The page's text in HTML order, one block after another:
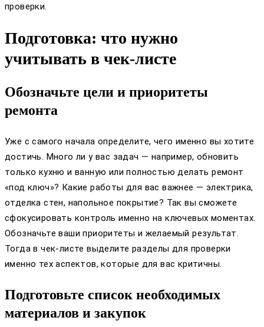
проверки.
Подготовка: что нужно
учитывать в чек-листе
Обозначьте цели и приоритеты
ремонта
Уже с самого начала определите, чего именно вы хотите
достичь. Много ли у вас задач — например, обновить
только кухню и ванную или полностью делать ремонт
«под ключ»? Какие работы для вас важнее — электрика,
отделка стен, напольное покрытие? Так вы сможете
сфокусировать контроль именно на ключевых моментах.
Обозначьте ваши приоритеты и желаемый результат.
Тогда в чек-листе выделите разделы для проверки
именно тех аспектов, которые для вас критичны.
Подготовьте список необходимых
материалов и закупок